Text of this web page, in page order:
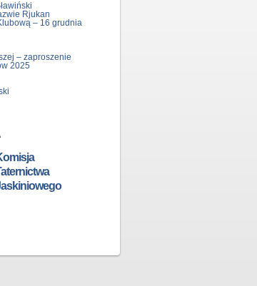
Rjukan
– 16 grudnia
– zaproszenie
2025